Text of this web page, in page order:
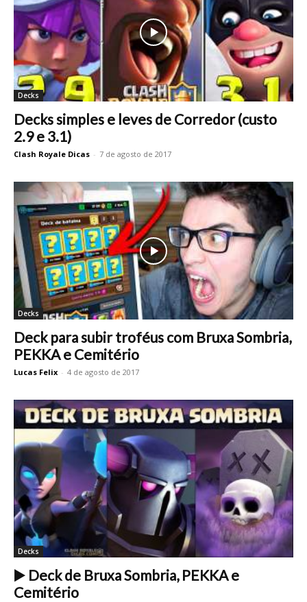
Decks
Decks simples e leves de Corredor (custo
2.9 e 3.1)
Clash Royale Dicas - 7 de agosto de 2017
Decks
Deck para subir troféus com Bruxa Sombria,
PEKKA e Cemitério
Lucas Felix - 4 de agosto de 2017
Decks
▶️ Deck de Bruxa Sombria, PEKKA e
Cemitério